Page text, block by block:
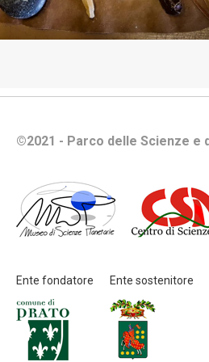
©2021 - Parco delle Scienze e
Ente fondatore Ente sostenitore